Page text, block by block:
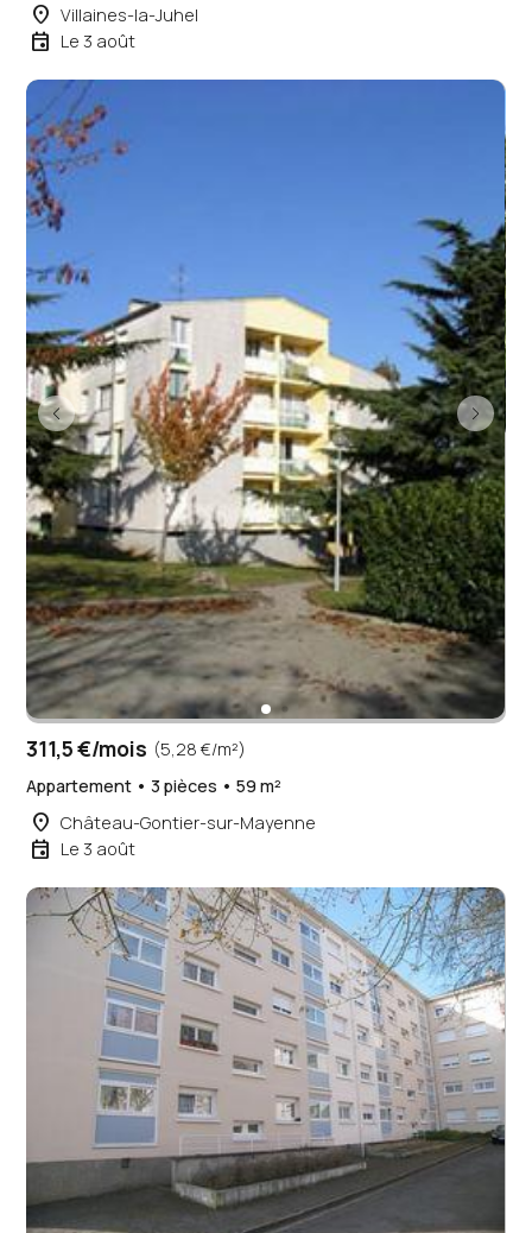
place Villaines-la-Juhel
event Le 3 août
311,5 €/mois (5,28 €/m²)
Appartement • 3 pièces • 59 m²
place Château-Gontier-sur-Mayenne
event Le 3 août